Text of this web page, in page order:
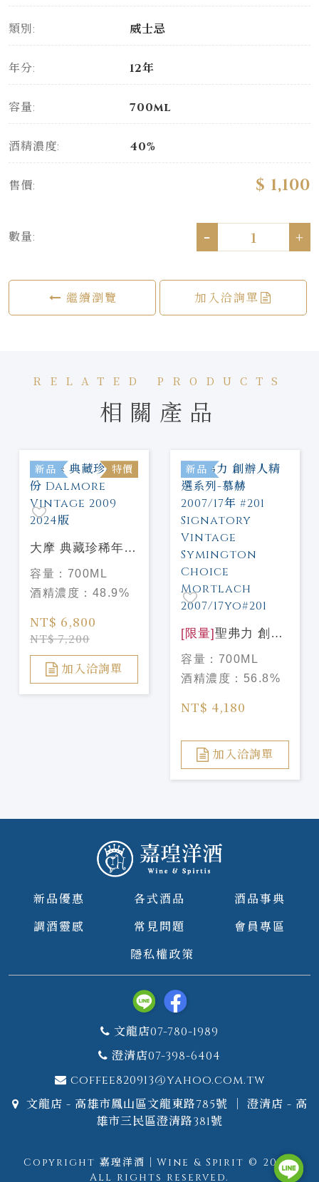
類別: 威士忌
年分: 12年
容量: 700ml
酒精濃度: 40%
售價: $ 1,100
數量: - +
繼續瀏覽 加入洽詢單
RELATED PRODUCTS
相關產品
新品 特價
大摩 典藏珍稀年份
Dalmore Vintage
2009 2024版
容量： 700ML
酒精濃度： 48.9%
NT$ 6,800
NT$ 7,200
加入洽詢單
新品
[限量] 聖弗力 創辦
人精選系列-慕赫
2007/17年 #201
Signatory Vintage
Symington Choice
容量： 700ML
酒精濃度： 56.8%
NT$ 4,180
加入洽詢單
新品優惠 各式酒品
酒品事典
調酒靈感
常見問題
會員專區
隱私權政策
文龍店07-780-1989
澄清店07-398-6404
coffee820913@yahoo.com.tw
文龍店 - 高雄市鳳山區文龍東路785號 ｜ 澄清店 - 高
雄市三民區澄清路381號
Copyright 嘉瑝洋酒｜Wine & Spirit © 2026.
All rights reserved.